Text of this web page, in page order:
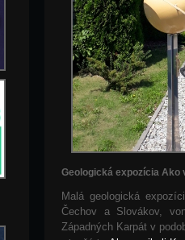
Geologická expozícia Ako
Malá geologická
Čechov a Slovákov,
Západných Karpát v